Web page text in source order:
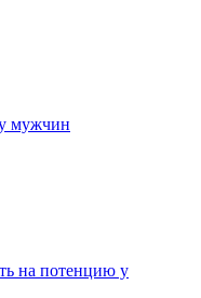
мужчин
на потенцию у